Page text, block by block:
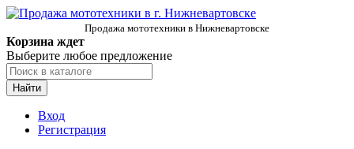
Продажа мототехники в Нижневартовске
Корзина ждет
Выберите любое предложение
Найти
Вход
Регистрация